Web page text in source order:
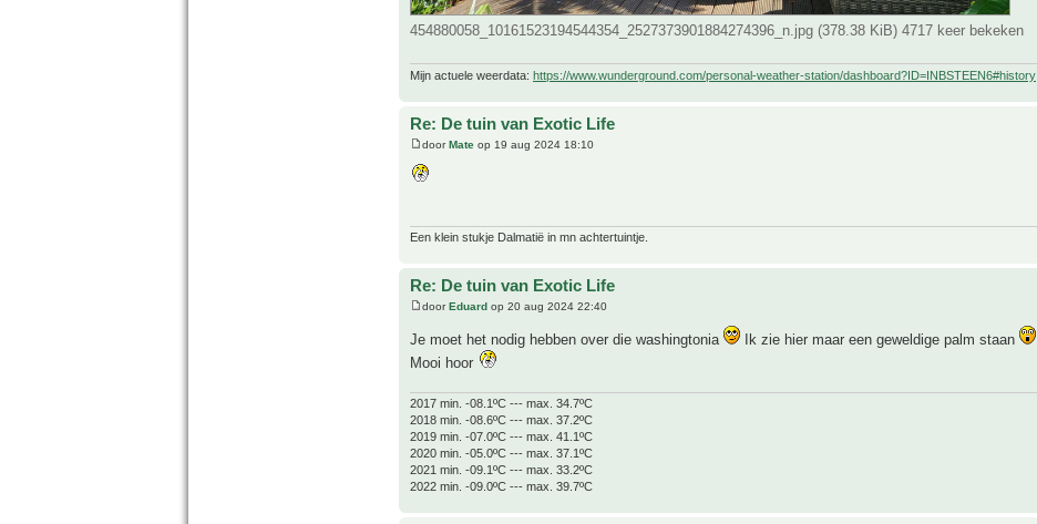
454880058_10161523194544354_2527373901884274396_n.jpg (378.38 KiB) 4717 keer bekeken
Mijn actuele weerdata: https://www.wunderground.com/personal-weather-station/dashboard?ID=INBSTEEN6#history
Re: De tuin van Exotic Life
doorMate op 19 aug 2024 18:10
Een klein stukje Dalmatië in mn achtertuintje.
Re: De tuin van Exotic Life
doorEduard op 20 aug 2024 22:40
Je moet het nodig hebben over die washingtonia
Ik zie hier maar een geweldige palm staan
Mooi hoor
2017 min. -08.1ºC --- max. 34.7ºC
2018 min. -08.6ºC --- max. 37.2ºC
2019 min. -07.0ºC --- max. 41.1ºC
2020 min. -05.0ºC --- max. 37.1ºC
2021 min. -09.1ºC --- max. 33.2ºC
2022 min. -09.0ºC --- max. 39.7ºC